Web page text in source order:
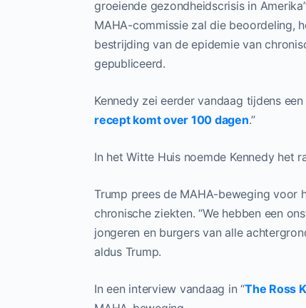
groeiende gezondheidscrisis in
MAHA-commissie zal die beoordeling,
bestrijding van de epidemie van
gepubliceerd.
Kennedy zei eerder vandaag tijdens
recept komt over 100 dagen.”
In het Witte Huis noemde Kennedy het
Trump prees de MAHA-beweging voor
chronische ziekten. “We hebben een
jongeren en burgers van alle
aldus Trump.
In een interview vandaag in “The Ross